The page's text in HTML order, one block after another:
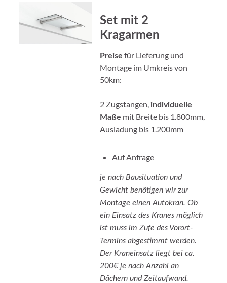
Set mit 2
Kragarmen
Preise für Lieferung und
Montage im Umkreis von
50km:
2 Zugstangen, individuelle
Maße mit Breite bis 1.800mm,
Ausladung bis 1.200mm
Auf Anfrage
je nach Bausituation und
Gewicht benötigen wir zur
Montage einen Autokran. Ob
ein Einsatz des Kranes möglich
ist muss im Zufe des Vorort-
Termins abgestimmt werden.
Der Kraneinsatz liegt bei ca.
200€ je nach Anzahl an
Dächern und Zeitaufwand.